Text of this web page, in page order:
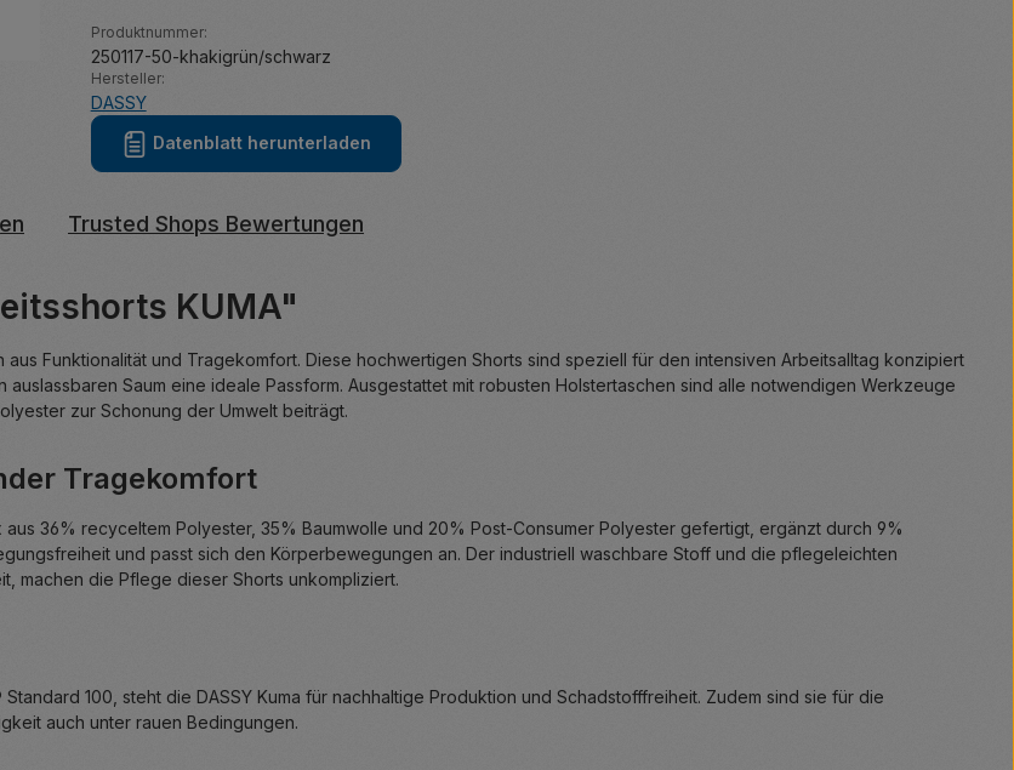
Produktnummer:
250117-50-khakigrün/schwarz
Hersteller:
DASSY
Datenblatt herunterladen
Trusted Shops Bewertungen
KUMA"
Funktionalität und Tragekomfort. Diese hochwertigen Shorts sind speziell für den intensiven Arbeitsalltag konzipiert
Saum eine ideale Passform. Ausgestattet mit robusten Holstertaschen sind alle notwendigen Werkzeuge
zur Schonung der Umwelt beiträgt.
Tragekomfort
36% recyceltem Polyester, 35% Baumwolle und 20% Post-Consumer Polyester gefertigt, ergänzt durch 9%
und passt sich den Körperbewegungen an. Der industriell waschbare Stoff und die pflegeleichten
machen die Pflege dieser Shorts unkompliziert.
100, steht die DASSY Kuma für nachhaltige Produktion und Schadstofffreiheit. Zudem sind sie für die
auch unter rauen Bedingungen.